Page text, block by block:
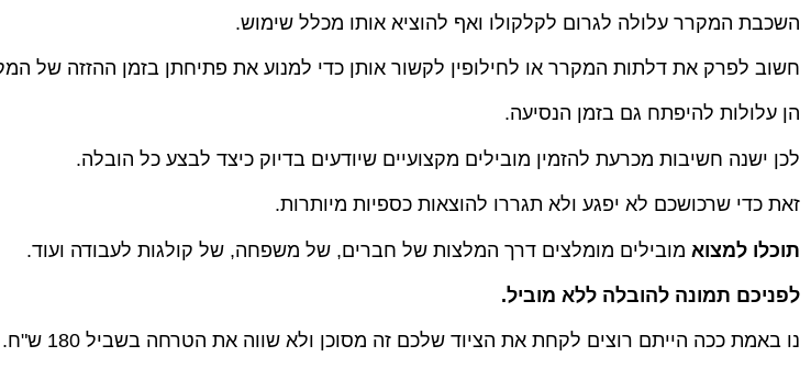
השכבת המקרר עלולה לגרום לקלקולו ואף להוציא אותו מכלל שימוש.
חשוב לפרק את דלתות המקרר או לחילופין לקשור אותן כדי למנוע את פתיחתן בזמן ההזזה של
הן עלולות להיפתח גם בזמן הנסיעה.
לכן ישנה חשיבות מכרעת להזמין מובילים מקצועיים שיודעים בדיוק כיצד לבצע כל הובלה.
זאת כדי שרכושכם לא יפגע ולא תגררו להוצאות כספיות מיותרות.
תוכלו למצוא מובילים מומלצים דרך המלצות של חברים, של משפחה, של קולגות לעבודה ועוד.
לפניכם תמונה להובלה ללא מוביל.
נו באמת ככה הייתם רוצים לקחת את הציוד שלכם זה מסוכן ולא שווה את הטרחה בשביל 180 ש"ח.